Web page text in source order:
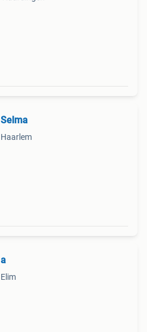
Selma
Haarlem
a
Elim